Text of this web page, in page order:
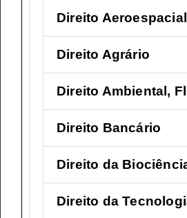
Direito Aeroespacial
Direito Agrário
Direito Ambiental,
Direito Bancário
Direito da
Direito da